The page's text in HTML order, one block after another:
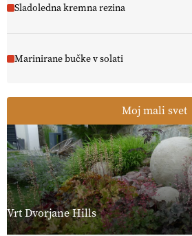
Sladoledna kremna rezina
Marinirane bučke v solati
Moj mali svet
Vrt Dvorjane Hills